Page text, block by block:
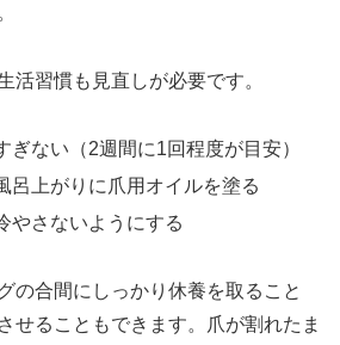
活習慣も見直しが必要です。
ぎない（2週間に1回程度が目安）
呂上がりに爪用オイルを塗る
やさないようにする
の合間にしっかり休養を取ること
せることもできます。爪が割れたま